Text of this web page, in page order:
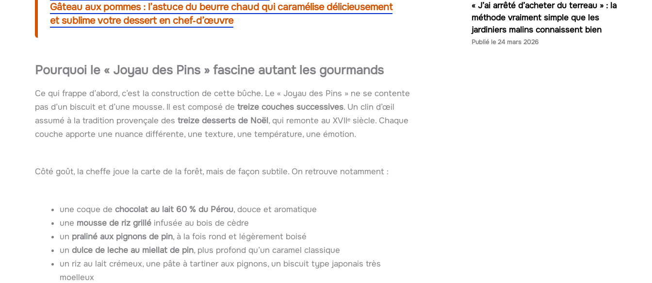
Gâteau aux pommes : l’astuce du beurre chaud qui caramélise délicieusement
et sublime votre dessert en chef‑d’œuvre
Pourquoi le « Joyau des Pins » fascine autant les gourmands
Ce qui frappe d’abord, c’est la construction de cette bûche. Le « Joyau des Pins » ne se contente
pas d’un biscuit et d’une mousse. Il est composé de treize couches successives. Un clin d’œil
assumé à la tradition provençale des treize desserts de Noël, qui remonte au XVIIᵉ siècle. Chaque
couche apporte une nuance différente, une texture, une température, une émotion.
Côté goût, la cheffe joue la carte de la forêt, mais de façon subtile. On retrouve notamment :
une coque de chocolat au lait 60 % du Pérou, douce et aromatique
une mousse de riz grillé infusée au bois de cèdre
un praliné aux pignons de pin, à la fois rond et légèrement boisé
un dulce de leche au miellat de pin, plus profond qu’un caramel classique
un riz au lait crémeux, une pâte à tartiner aux pignons, un biscuit type japonais très
moelleux
« J’ai arrêté d’acheter du terreau » : la
méthode vraiment simple que les
jardiniers malins connaissent bien
24 mars 2026